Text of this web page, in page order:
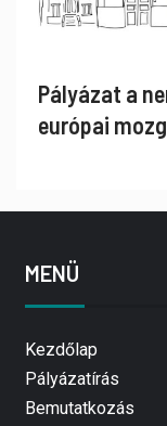
Pályázat a
európai
MENÜ
Kezdőlap
Pályázatírás
Bemutatkozás